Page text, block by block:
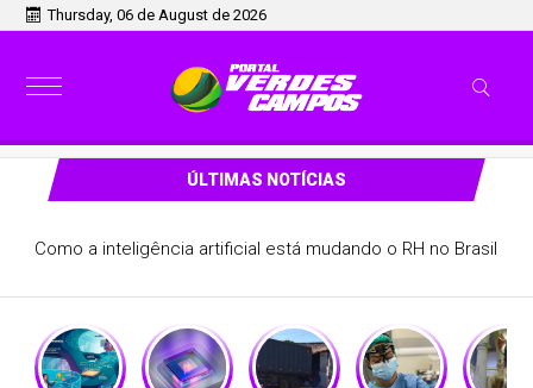
Thursday, 06 de August de 2026
ÚLTIMAS NOTÍCIAS
Como a inteligência artificial está mudando o RH no Brasil